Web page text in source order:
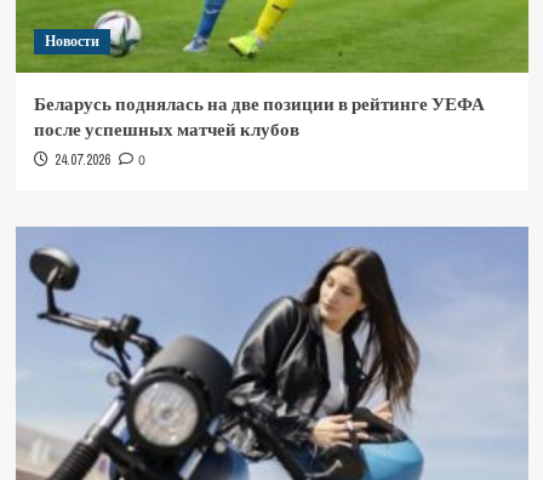
Новости
Беларусь поднялась на две позиции в рейтинге УЕФА
после успешных матчей клубов
24.07.2026 0